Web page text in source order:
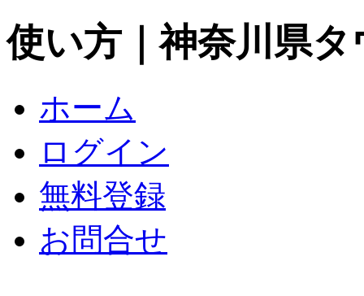
使い方｜神奈川県
ホーム
ログイン
無料登録
お問合せ